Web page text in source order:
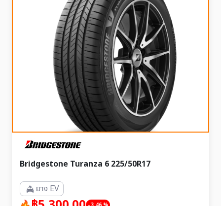
Bridgestone Turanza 6 225/50R17
ยาง EV